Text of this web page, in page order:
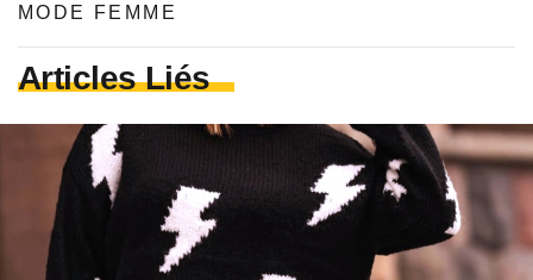
MODE FEMME
Articles Liés